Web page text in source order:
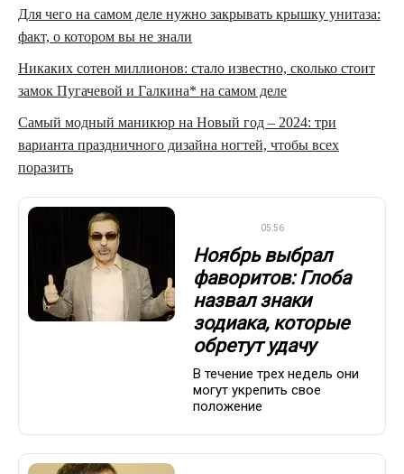
Для чего на самом деле нужно закрывать крышку унитаза:
факт, о котором вы не знали
Никаких сотен миллионов: стало известно, сколько стоит
замок Пугачевой и Галкина* на самом деле
Самый модный маникюр на Новый год – 2024: три
варианта праздничного дизайна ногтей, чтобы всех
поразить
05:56
Ноябрь выбрал
фаворитов: Глоба
назвал знаки
зодиака, которые
обретут удачу
В течение трех недель они
могут укрепить свое
положение